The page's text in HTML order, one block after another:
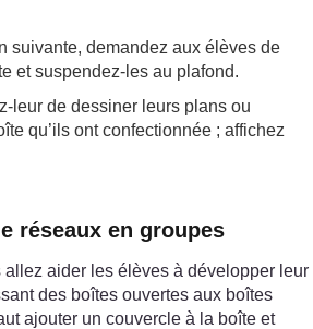
suivante, demandez aux élèves de
et suspendez-les au plafond.
leur de dessiner leurs plans ou
qu’ils ont confectionnée ; affichez
réseaux en groupes
allez aider les élèves à développer leur
des boîtes ouvertes aux boîtes
ajouter un couvercle à la boîte et